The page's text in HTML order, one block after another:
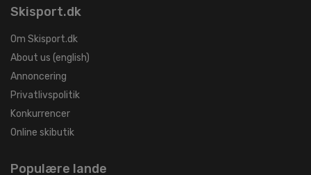
Skisport.dk
Om Skisport.dk
About us (english)
Annoncering
Privatlivspolitik
Konkurrencer
Online skibutik
Populære lande